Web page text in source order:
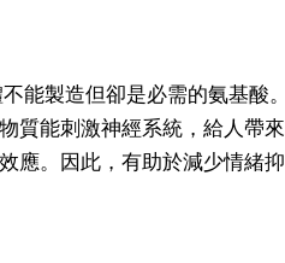
製造但卻是必需的氨基酸。
質能刺激神經系統，給人帶來
應。因此，有助於減少情緒抑